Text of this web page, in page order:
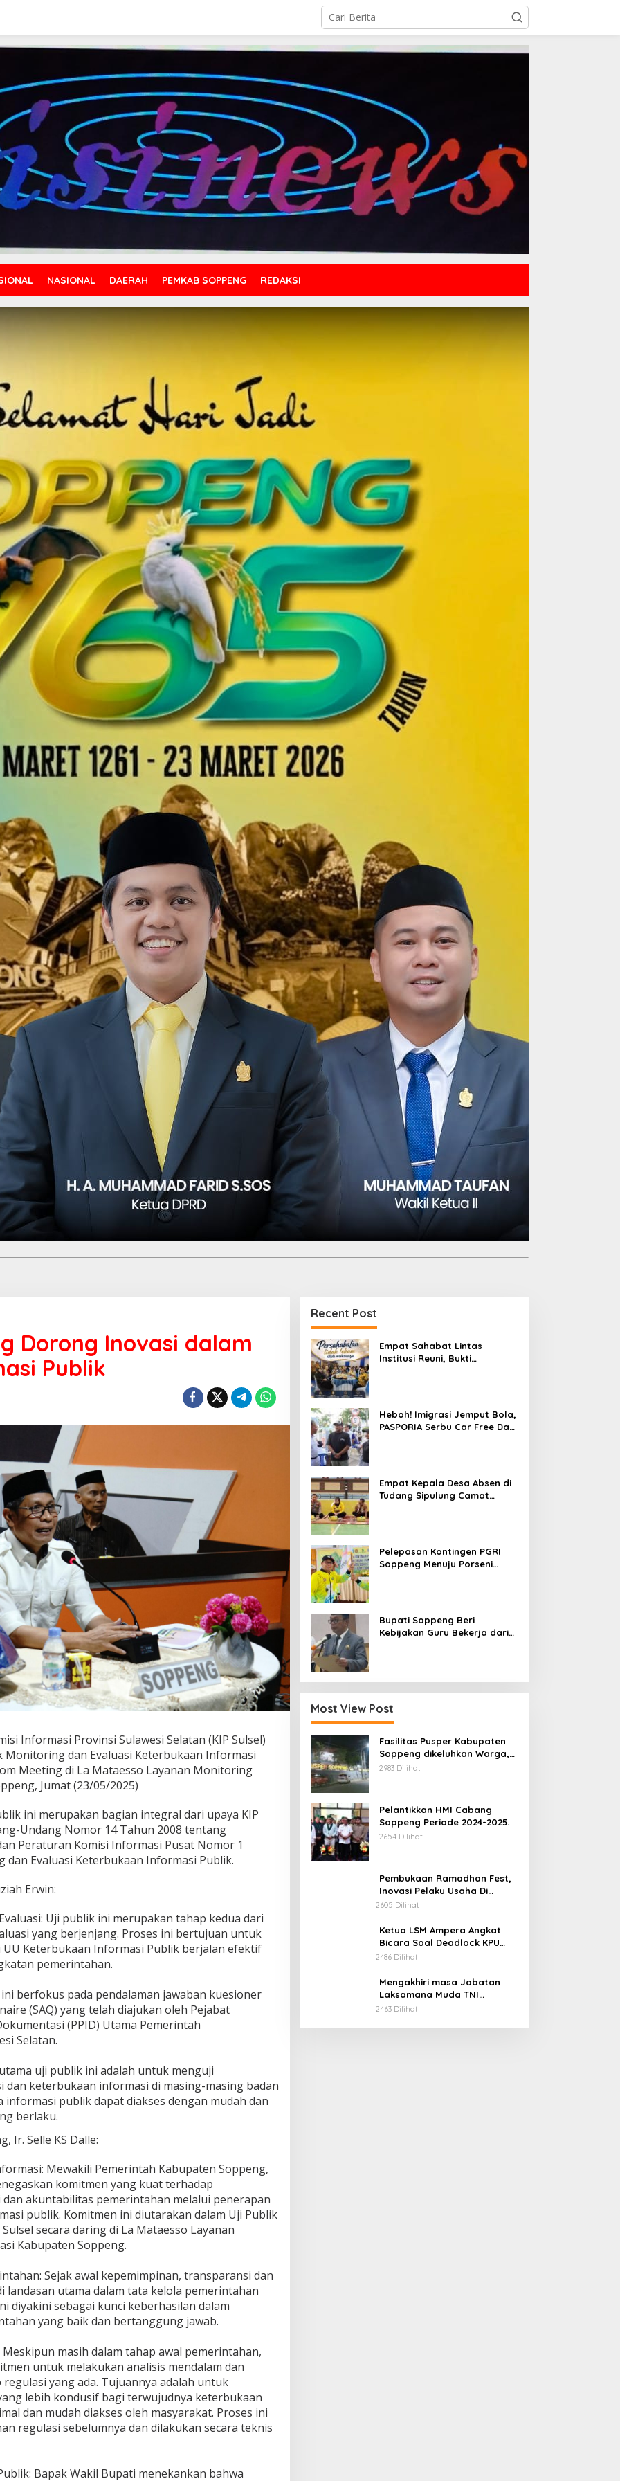
NASIONAL DAERAH PEMKAB SOPPENG REDAKSI
Dorong Inovasi dalam
Publik
Informasi Provinsi Sulawesi Selatan (KIP Sulsel)
Monitoring dan Evaluasi Keterbukaan Informasi
Meeting di La Mataesso Layanan Monitoring
Jumat (23/05/2025)
ini merupakan bagian integral dari upaya KIP
Undang Nomor 14 Tahun 2008 tentang
Peraturan Komisi Informasi Pusat Nomor 1
Evaluasi Keterbukaan Informasi Publik.
Erwin:
Uji publik ini merupakan tahap kedua dari
yang berjenjang. Proses ini bertujuan untuk
Keterbukaan Informasi Publik berjalan efektif
pemerintahan.
berfokus pada pendalaman jawaban kuesioner
(SAQ) yang telah diajukan oleh Pejabat
(PPID) Utama Pemerintah
Selatan.
uji publik ini adalah untuk menguji
dan keterbukaan informasi di masing-masing badan
informasi publik dapat diakses dengan mudah dan
berlaku.
Ir. Selle KS Dalle:
Mewakili Pemerintah Kabupaten Soppeng,
komitmen yang kuat terhadap
akuntabilitas pemerintahan melalui penerapan
publik. Komitmen ini diutarakan dalam Uji Publik
secara daring di La Mataesso Layanan
Kabupaten Soppeng.
Sejak awal kepemimpinan, transparansi dan
landasan utama dalam tata kelola pemerintahan
diyakini sebagai kunci keberhasilan dalam
yang baik dan bertanggung jawab.
masih dalam tahap awal pemerintahan,
untuk melakukan analisis mendalam dan
yang ada. Tujuannya adalah untuk
lebih kondusif bagi terwujudnya keterbukaan
dan mudah diakses oleh masyarakat. Proses ini
regulasi sebelumnya dan dilakukan secara teknis
Bapak Wakil Bupati menekankan bahwa
Recent Post
Empat Sahabat Lintas
Institusi Reuni, Bukti
Heboh! Imigrasi Jemput Bola,
PASPORIA Serbu Car Free Day
Empat Kepala Desa Absen di
Tudang Sipulung Camat
Pelepasan Kontingen PGRI
Soppeng Menuju Porseni
Bupati Soppeng Beri
Kebijakan Guru Bekerja dari
Most View Post
Fasilitas Pusper Kabupaten
Soppeng dikeluhkan Warga,
ini Tanggung Jawab Siapa.
2983 Dilihat
Pelantikkan HMI Cabang
Soppeng Periode 2024-2025.
2654 Dilihat
Pembukaan Ramadhan Fest,
Inovasi Pelaku Usaha Di
Kabupaten Soppeng.
2605 Dilihat
Ketua LSM Ampera Angkat
Bicara Soal Deadlock KPU
Kabupaten Soppeng.
2486 Dilihat
Mengakhiri masa Jabatan
Laksamana Muda TNI
Irvansyah, S.H., CHRMP., M.Tr.
2463 Dilihat